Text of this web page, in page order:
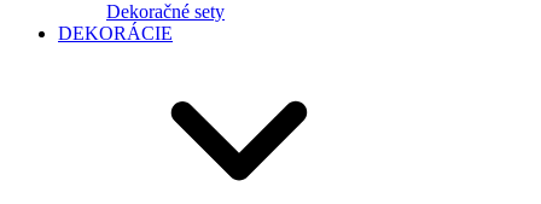
Dekoračné sety
DEKORÁCIE